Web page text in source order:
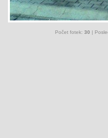
Počet fotek: 30 |